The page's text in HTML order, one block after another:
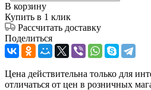
В корзину
Купить в 1 клик
Рассчитать доставку
Поделиться
Цена действительна только для
отличаться от цен в розничных